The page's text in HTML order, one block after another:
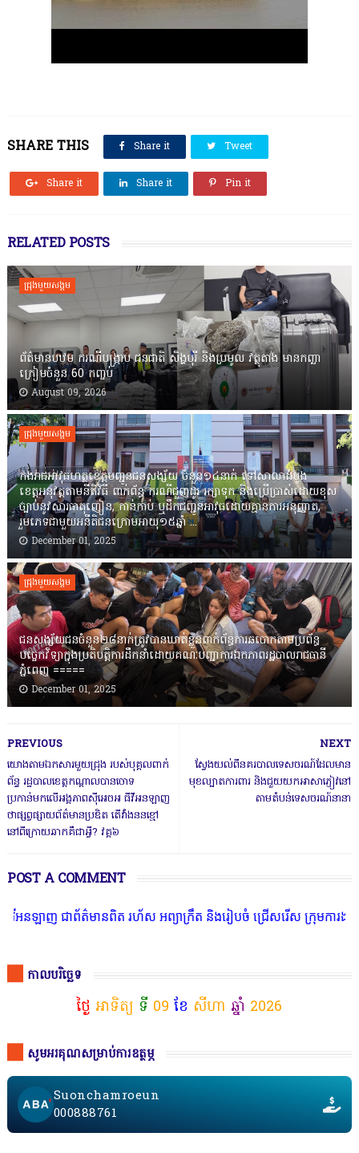
SHARE THIS Share it Tweet
Share it Share it Pin it
RELATED POSTS
ជ្រុងមួយសង្គម
ព័ត៌មានបឋម ករណីបង្ក្រាប ជនជាតិ សិង្ហបុរី និងប្រមូល វត្ថុតាង មានកញ្ឆា
ក្រៀមចំនួន 60 កញ្ចប់
August 09, 2026
ជ្រុងមួយសង្គម
កងរាជឣាវុធហត្ថខេត្តបញ្ជូនជនសង្ស័យ ចំនួន១៤នាក់ ទៅសាលាដំបូង
ខេត្តឣនុវត្តតាមនីតិវិធី ពាក់ព័ន្ធ ករណីជួញដូរ រក្សាទុក និងប្រើប្រាស់ដោយខុស
ច្បាប់នូវសារធាតុញៀន, កាន់កាប់ ឬដឹកជញ្ជូនអាវុធដោយគ្មានការអនុញ្ញាត,
រួមភេទជាមួយអនីតិជនក្រោមអាយុ១៥ឆ្នាំ ...
December 01, 2025
ជ្រុងមួយសង្គម
ជនសង្ស័យជនចំនួន២៨នាក់ត្រូវបានឃាត់ខ្លួនពាក់ព័ន្ធការឆបោកតាមប្រព័ន្ធ
បច្ចេកវិទ្យាក្នុងប្រតិបត្តិការដឹកនាំដោយគណៈបញ្ជាការឯកភាពរដ្ឋបាលរាជធានី
ភ្នំពេញ ‎=====
December 01, 2025
NEXT
ស្វែងយល់ពីនគរបាលទេសចរណ៍ដែលមាន
មុខល្បាតការពារ និងជួយយកអាសាភ្ញៀវនៅ
តាមតំបន់ទេសចរណ៍នានា
PREVIOUS
យោងតាមឯកសារមួយជ្រុង របស់បុគ្គលពាក់
ព័ន្ធ រដ្ឋបាលខេត្តកណ្តាលបានចោទ
ប្រកាន់មកលើអង្គភាពស៊ីអេចអ ធីវីអនឡាញ
ថាផ្សព្វផ្សាយព័ត៌មានប្រឌិត តើវាំងននខ្មៅ
នៅពីក្រោយឆាកគឺជាអ្វី? វគ្គ៦
POST A COMMENT
ព័ត៌មានពិត រហ័ស អព្យាក្រឹត និងរៀបចំ ជ្រើសរើស ក្រុមការងារ នៅតាមប
កាលបរិច្ឆេទ
ថ្ងៃ អាទិត្យ ទី 09 ខែ សីហា ឆ្នាំ 2026
សូមអរគុណសម្រាប់ការឧត្ថម្ភ
Suonchamroeun
000888761